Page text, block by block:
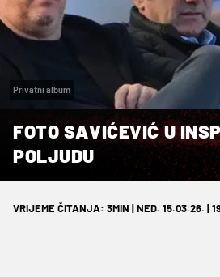
Privatni album
FOTO SAVIĆEVIĆ U
POLJUDU
VRIJEME ČITANJA: 3MIN | NED. 15.03.26. |